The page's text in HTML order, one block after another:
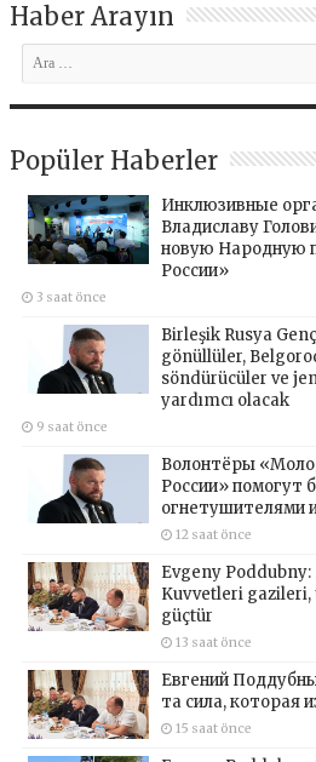
Haber Arayın
Popüler Haberler
Инклюзивные
Владиславу
новую Народную
России»
3 saat önce
Birleşik Rusya
gönüllüler,
söndürücüler ve
yardımcı olacak
9 saat önce
Волонтёры
России» помогут
огнетушителями
12 saat önce
Evgeny Poddubny:
Kuvvetleri
güçtür
13 saat önce
Евгений
та сила, которая
15 saat önce